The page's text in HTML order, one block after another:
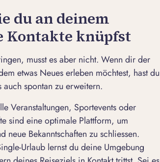
du an deinem
Kontakte knüpfst
musstes aber nicht. Wenn dir der
etwas Neues erleben möchtest, hast du
spontan zu erweitern.
Veranstaltungen, Sportevents oder
sind eine optimale Plattform, um
neue Bekanntschaften zu schliessen.
Urlaub lernst du deine Umgebung